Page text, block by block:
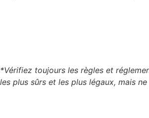
*Vérifiez toujours les règles et
les plus sûrs et les plus légaux, mais